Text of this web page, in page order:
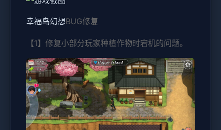
幸福岛幻想BUG修复
【1】修复小部分玩家种植作物时宕机的问题。